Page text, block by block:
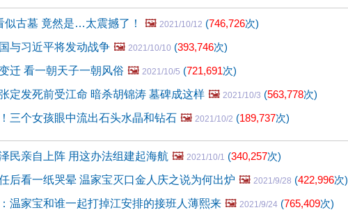
似古墓 竟然是…太震撼了！ 🖼️ 2021/10/12 (746,726次)
与习近平将发动战争 🖼️ 2021/10/10 (393,746次)
迁 看一朝天子一朝风俗 🖼️ 2021/10/5 (721,691次)
定发死前受江命 暗杀胡锦涛 墓碑成这样 🖼️ 2021/10/3 (563,778次)
三个女孩眼中流出石头水晶和钻石 🖼️ 2021/10/2 (189,737次)
民亲自上阵 用这办法组建起海航 🖼️ 2021/10/1 (340,257次)
后看一纸哭晕 温家宝灭口金人庆之说为何出炉 🖼️ 2021/9/28 (422,996次)
温家宝和谁一起打掉江安排的接班人薄熙来 🖼️ 2021/9/24 (765,409次)